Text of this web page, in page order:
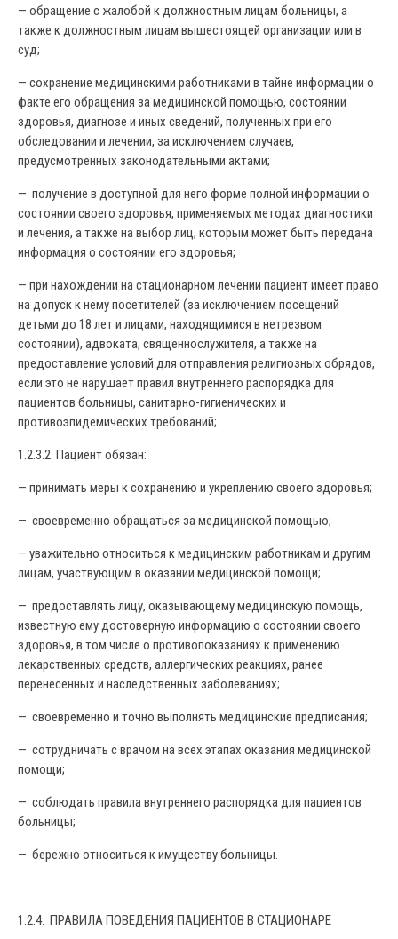
— обращение с жалобой к должностным лицам больницы, а
также к должностным лицам вышестоящей организации или в
суд;
— сохранение медицинскими работниками в тайне информации о
факте его обращения за медицинской помощью, состоянии
здоровья, диагнозе и иных сведений, полученных при его
обследовании и лечении, за исключением случаев,
предусмотренных законодательными актами;
— получение в доступной для него форме полной информации о
состоянии своего здоровья, применяемых методах диагностики
и лечения, а также на выбор лиц, которым может быть передана
информация о состоянии его здоровья;
— при нахождении на стационарном лечении пациент имеет право
на допуск к нему посетителей (за исключением посещений
детьми до 18 лет и лицами, находящимися в нетрезвом
состоянии), адвоката, священнослужителя, а также на
предоставление условий для отправления религиозных обрядов,
если это не нарушает правил внутреннего распорядка для
пациентов больницы, санитарно-гигиенических и
противоэпидемических требований;
1.2.3.2. Пациент обязан:
— принимать меры к сохранению и укреплению своего здоровья;
— своевременно обращаться за медицинской помощью;
— уважительно относиться к медицинским работникам и другим
лицам, участвующим в оказании медицинской помощи;
— предоставлять лицу, оказывающему медицинскую помощь,
известную ему достоверную информацию о состоянии своего
здоровья, в том числе о противопоказаниях к применению
лекарственных средств, аллергических реакциях, ранее
перенесенных и наследственных заболеваниях;
— своевременно и точно выполнять медицинские предписания;
— сотрудничать с врачом на всех этапах оказания медицинской
помощи;
— соблюдать правила внутреннего распорядка для пациентов
больницы;
— бережно относиться к имуществу больницы.
1.2.4. ПРАВИЛА ПОВЕДЕНИЯ ПАЦИЕНТОВ В СТАЦИОНАРЕ